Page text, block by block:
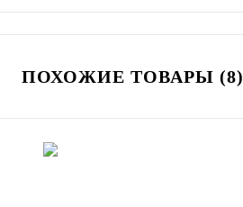
ПОХОЖИЕ ТОВАРЫ (8)